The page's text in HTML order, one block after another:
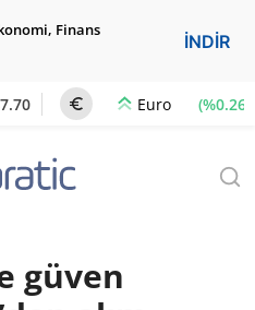
Finans
İNDİR
Euro (%0.26)
güven